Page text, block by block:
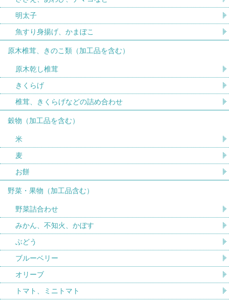
明太子
魚すり身揚げ、かまぼこ
原木椎茸、きのこ類（加工品を含む）
原木乾し椎茸
きくらげ
椎茸、きくらげなどの詰め合わせ
穀物（加工品を含む）
米
麦
お餅
野菜・果物（加工品含む）
野菜詰合わせ
みかん、不知火、かぼす
ぶどう
ブルーベリー
オリーブ
トマト、ミニトマト